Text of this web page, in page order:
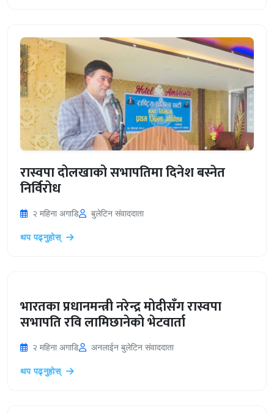
रास्वपा दोलखाको सभापतिमा दिनेश बस्नेत
निर्विरोध
२ महिना अगाडि बुलेटिन संवाददाता
थप पढ्नुहोस्
भारतका प्रधानमन्त्री नरेन्द्र मोदीसँग रास्वपा
सभापति रवि लामिछानेको भेटवार्ता
२ महिना अगाडि अनलाईन बुलेटिन संवाददाता
थप पढ्नुहोस्